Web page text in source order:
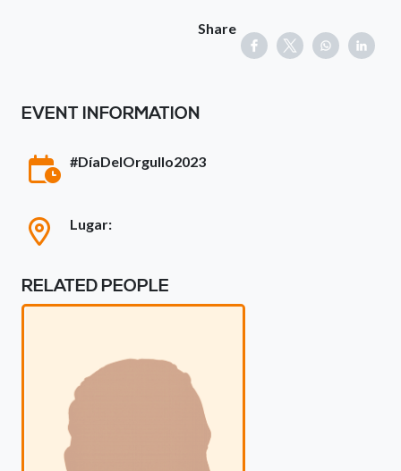
Share
EVENT INFORMATION
#DíaDelOrgullo2023
Lugar:
RELATED PEOPLE